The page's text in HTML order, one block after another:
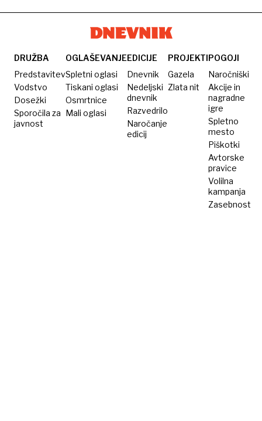
DRUŽBA
Predstavitev
Vodstvo
Dosežki
Sporočila za
javnost
OGLAŠEVANJE
Spletni oglasi
Tiskani oglasi
Osmrtnice
Mali oglasi
EDICIJE
Dnevnik
Nedeljski
dnevnik
Razvedrilo
Naročanje
edicij
PROJEKTI
Gazela
Zlata nit
POGOJI
Naročniški
Akcije in
nagradne
igre
Spletno
mesto
Piškotki
Avtorske
pravice
Volilna
kampanja
Zasebnost